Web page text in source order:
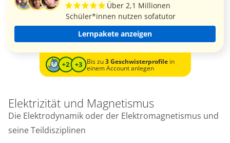
Über 2,1 Millionen
Schüler*innen nutzen sofatutor
Lernpakete anzeigen
Bis zu3 Geschwisterprofilein
einem Account anlegen
Elektrizität und Magnetismus
Die Elektrodynamik oder der Elektromagnetismus und
seine Teildisziplinen